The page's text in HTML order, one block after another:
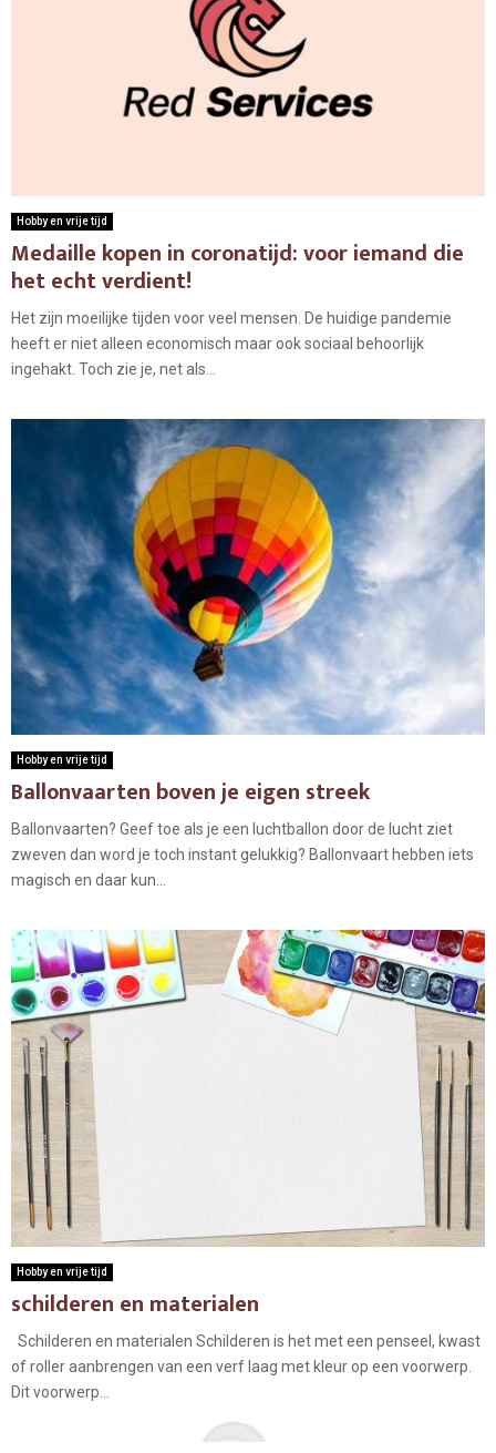
Hobby en vrije tijd
Medaille kopen in coronatijd: voor iemand die
het echt verdient!
Het zijn moeilijke tijden voor veel mensen. De huidige pandemie
heeft er niet alleen economisch maar ook sociaal behoorlijk
ingehakt. Toch zie je, net als...
Hobby en vrije tijd
Ballonvaarten boven je eigen streek
Ballonvaarten? Geef toe als je een luchtballon door de lucht ziet
zweven dan word je toch instant gelukkig? Ballonvaart hebben iets
magisch en daar kun...
Hobby en vrije tijd
schilderen en materialen
Schilderen en materialen Schilderen is het met een penseel, kwast
of roller aanbrengen van een verf laag met kleur op een voorwerp.
Dit voorwerp...